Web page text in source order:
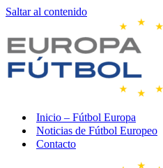
Saltar al contenido
Inicio – Fútbol Europa
Noticias de Fútbol Europeo
Contacto